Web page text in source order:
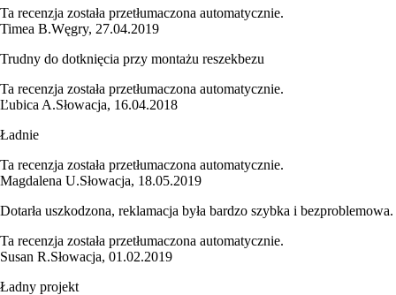
Ta recenzja została przetłumaczona automatycznie.
Timea B.Węgry, 27.04.2019
Trudny do dotknięcia przy montażu reszekbezu
Ta recenzja została przetłumaczona automatycznie.
Ľubica A.Słowacja, 16.04.2018
Ładnie
Ta recenzja została przetłumaczona automatycznie.
Magdalena U.Słowacja, 18.05.2019
Dotarła uszkodzona, reklamacja była bardzo szybka i bezproblemowa.
Ta recenzja została przetłumaczona automatycznie.
Susan R.Słowacja, 01.02.2019
Ładny projekt